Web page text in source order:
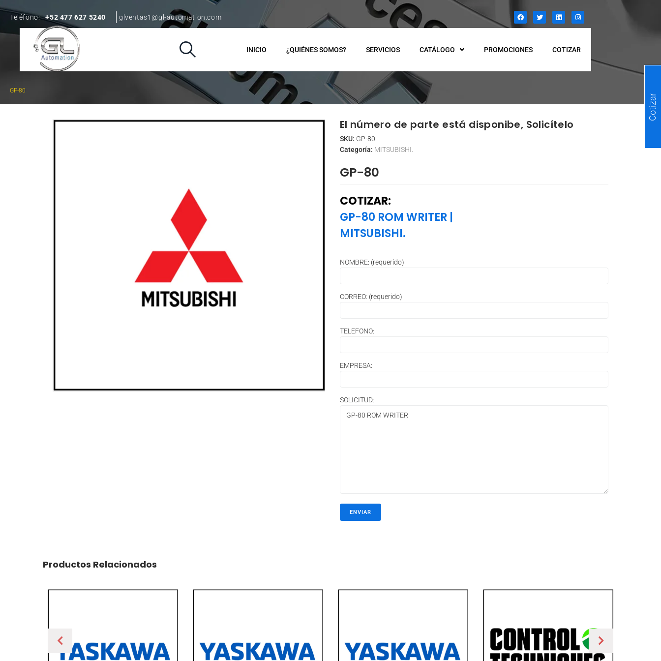
Teléfono: +52 477 627 5240 glventas1@gl-automation.com
INICIO ¿QUIÉNES SOMOS? SERVICIOS CATÁLOGO PROMOCIONES COTIZAR
GP-80
El número de parte está disponibe, Solicítelo
SKU: GP-80
Categoría: MITSUBISHI.
GP-80
COTIZAR:
GP-80 ROM WRITER |
MITSUBISHI.
NOMBRE: (requerido)
CORREO: (requerido)
TELEFONO:
EMPRESA:
SOLICITUD:
Productos Relacionados
Cotizar